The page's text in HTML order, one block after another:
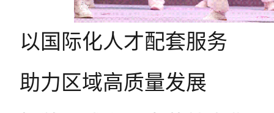
以国际化人才配套服务
助力区域高质量发展